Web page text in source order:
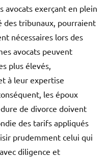
avocats exerçant en plein
tribunaux, pourraient
nécessaires lors des
avocats peuvent
plus élevés,
à leur expertise
les époux
de divorce doivent
des tarifs appliqués
prudemment celui qui
diligence et